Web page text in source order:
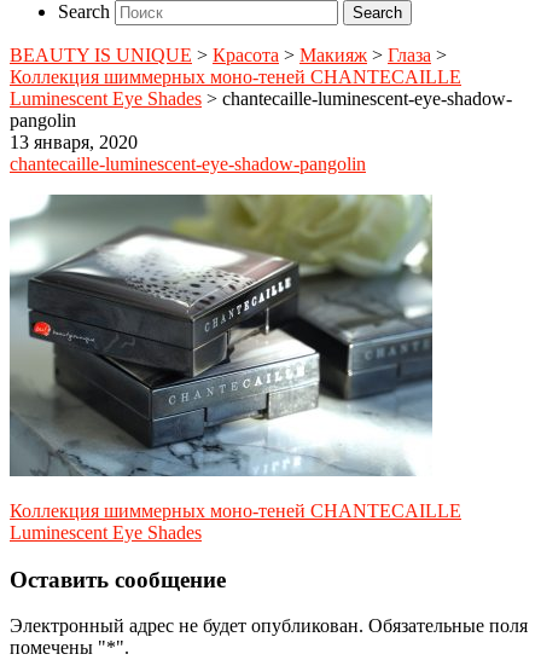
Search
BEAUTY IS UNIQUE > Красота > Макияж > Глаза >
Коллекция шиммерных моно-теней CHANTECAILLE
Luminescent Eye Shades > chantecaille-luminescent-eye-shadow-
pangolin
13 января, 2020
chantecaille-luminescent-eye-shadow-pangolin
Коллекция шиммерных моно-теней CHANTECAILLE
Luminescent Eye Shades
Оставить сообщение
Электронный адрес не будет опубликован. Обязательные поля
помечены "*".